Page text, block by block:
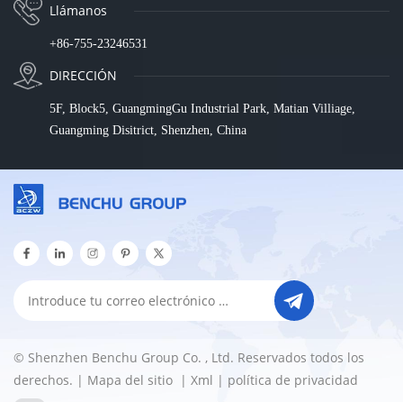
Llámanos
+86-755-23246531
DIRECCIÓN
5F, Block5, GuangmingGu Industrial Park, Matian Villiage,
Guangming Disitrict, Shenzhen, China
© Shenzhen Benchu Group Co. , Ltd. Reservados todos los
derechos. | Mapa del sitio | Xml | política de privacidad